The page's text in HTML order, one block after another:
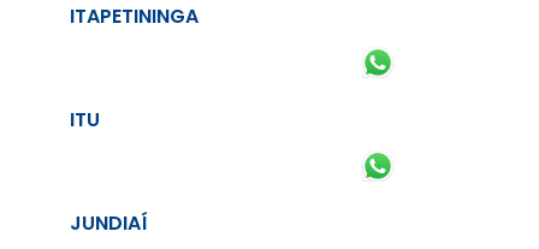
ITAPETININGA
ITU
JUNDIAÍ